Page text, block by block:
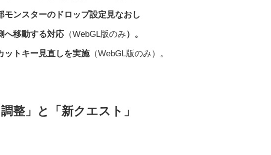
モンスターのドロップ設定見なおし
へ移動する対応 （WebGL版のみ）。
ットキー見直しを実施（WebGL版のみ）。
整」と「新クエスト」